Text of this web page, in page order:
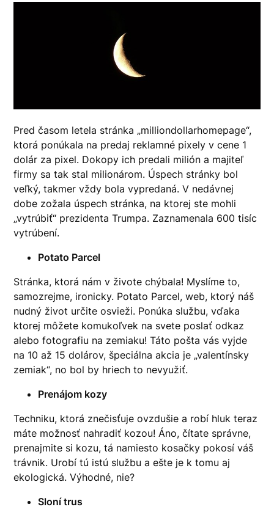
Pred časom letela stránka „milliondollarhomepage“,
ktorá ponúkala na predaj reklamné pixely v cene 1
dolár za pixel. Dokopy ich predali milión a majiteľ
firmy sa tak stal milionárom. Úspech stránky bol
veľký, takmer vždy bola vypredaná. V nedávnej
dobe zožala úspech stránka, na ktorej ste mohli
„vytrúbiť“ prezidenta Trumpa. Zaznamenala 600 tisíc
vytrúbení.
Potato Parcel
Stránka, ktorá nám v živote chýbala! Myslíme to,
samozrejme, ironicky. Potato Parcel, web, ktorý náš
nudný život určite osvieži. Ponúka službu, vďaka
ktorej môžete komukoľvek na svete poslať odkaz
alebo fotografiu na zemiaku! Táto pošta vás vyjde
na 10 až 15 dolárov, špeciálna akcia je „valentínsky
zemiak“, no bol by hriech to nevyužiť.
Prenájom kozy
Techniku, ktorá znečisťuje ovzdušie a robí hluk teraz
máte možnosť nahradiť kozou! Áno, čítate správne,
prenajmite si kozu, tá namiesto kosačky pokosí váš
trávnik. Urobí tú istú službu a ešte je k tomu aj
ekologická. Výhodné, nie?
Sloní trus